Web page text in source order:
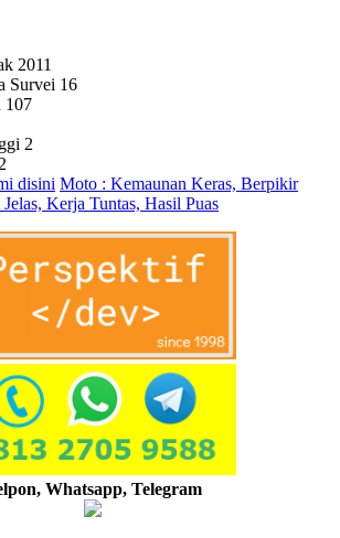
2011
Survei 16
107
2
2
disini Moto : Kemaunan Keras, Berpikir
Kerja Tuntas, Hasil Puas
Whatsapp, Telegram